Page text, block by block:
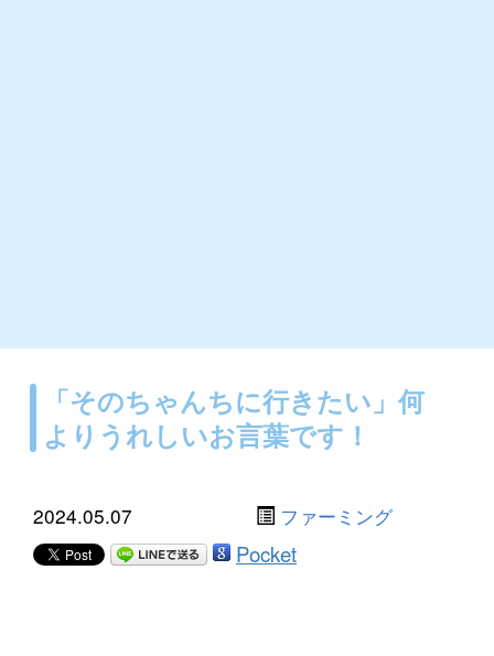
「そのちゃんちに行きたい」何
よりうれしいお言葉です！
2024.05.07 ファーミング
Pocket